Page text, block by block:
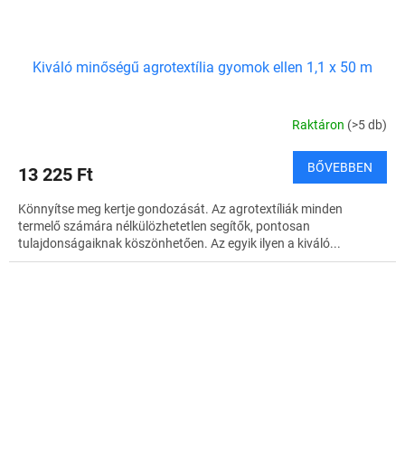
Kiváló minőségű agrotextília gyomok ellen 1,1 x 50 m
Raktáron (>5 db)
13 225 Ft BŐVEBBEN
Könnyítse meg kertje gondozását. Az agrotextíliák minden
termelő számára nélkülözhetetlen segítők, pontosan
tulajdonságaiknak köszönhetően. Az egyik ilyen a kiváló...